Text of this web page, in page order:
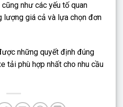
như các yếu tố quan
lượng giá cả và lựa chọn đơn
những quyết định đúng
tải phù hợp nhất cho nhu cầu